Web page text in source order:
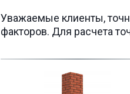
Уважаемые клиенты,
факторов. Для расчета